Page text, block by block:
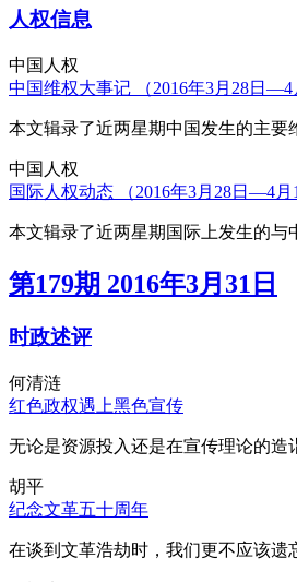
人权信息
中国人权
中国维权大事记 （2016年3月28日—4
本文辑录了近两星期中国发生的主要
中国人权
国际人权动态 （2016年3月28日—4月
本文辑录了近两星期国际上发生的与
第179期 2016年3月31日
时政述评
何清涟
红色政权遇上黑色宣传
无论是资源投入还是在宣传理论的造
胡平
纪念文革五十周年
在谈到文革浩劫时，我们更不应该遗